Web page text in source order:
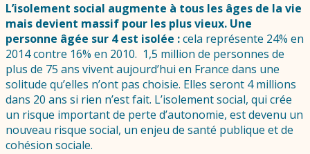
L’isolement social augmente à tous les âges de la vie
mais devient massif pour les plus vieux. Une
personne âgée sur 4 est isolée :cela représente 24% en
2014 contre 16% en 2010. 1,5 million de personnes de
plus de 75 ans vivent aujourd’hui en France dans une
solitude qu’elles n’ont pas choisie. Elles seront 4 millions
dans 20 ans si rien n’est fait. L’isolement social, qui crée
un risque important de perte d’autonomie, est devenu un
nouveau risque social, un enjeu de santé publique et de
cohésion sociale.